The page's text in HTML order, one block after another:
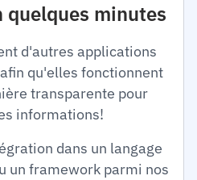
quelques minutes
d'autres applications
qu'elles fonctionnent
transparente pour
informations!
dans un langage
un framework parmi nos